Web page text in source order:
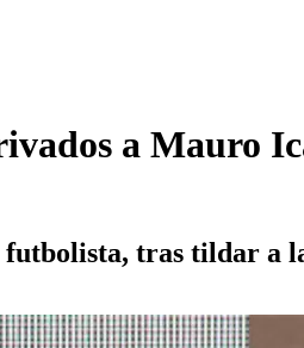
a Mauro
tras tildar